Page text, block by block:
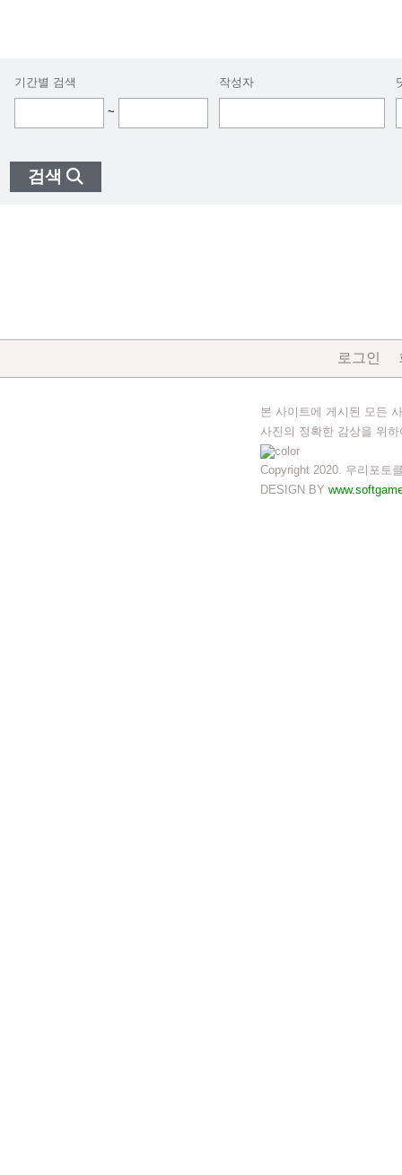
기간별 검색
~
작성자
검색
로그인
본 사이트에 게시된 모든
사진의 정확한 감상을 위
Copyright 2020. 우리포토
DESIGN BY